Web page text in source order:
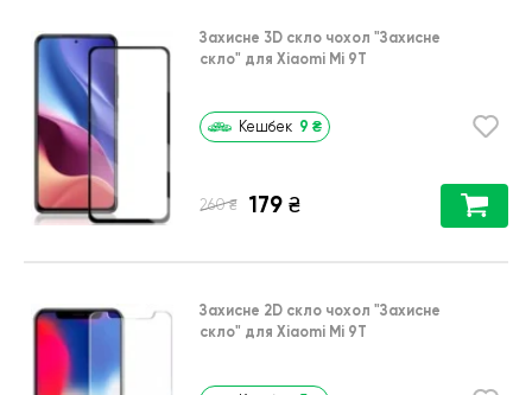
Захисне 3D скло чохол "Захисне
скло" для Xiaomi Mi 9T
Кешбек 9 ₴
260 ₴ 179 ₴
Захисне 2D скло чохол "Захисне
скло" для Xiaomi Mi 9T